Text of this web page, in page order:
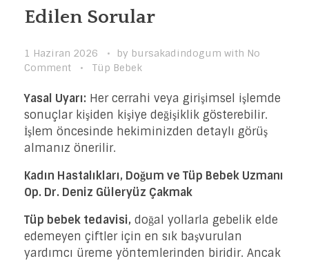
Edilen Sorular
1 Haziran 2026 by bursakadindogum with No
Comment
Tüp Bebek
Yasal Uyarı: Her cerrahi veya girişimsel işlemde
sonuçlar kişiden kişiye değişiklik gösterebilir.
İşlem öncesinde hekiminizden detaylı görüş
almanız önerilir.
Kadın Hastalıkları, Doğum ve Tüp Bebek Uzmanı
Op. Dr. Deniz Güleryüz Çakmak
Tüp bebek tedavisi, doğal yollarla gebelik elde
edemeyen çiftler için en sık başvurulan
yardımcı üreme yöntemlerinden biridir. Ancak